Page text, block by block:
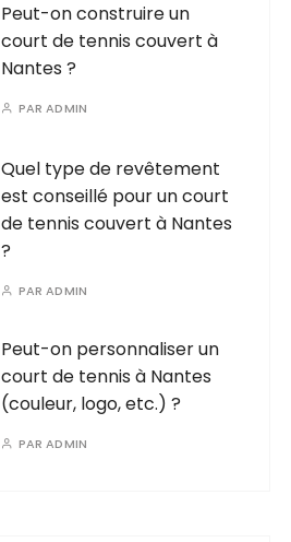
Peut-on construire un
court de tennis couvert à
Nantes ?
PARADMIN
Quel type de revêtement
est conseillé pour un court
de tennis couvert à Nantes
?
PARADMIN
Peut-on personnaliser un
court de tennis à Nantes
(couleur, logo, etc.) ?
PARADMIN